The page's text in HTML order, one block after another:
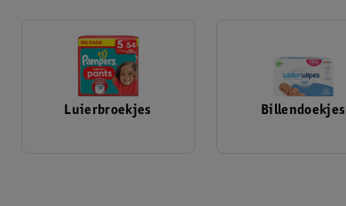
Luierbroekjes Billendoekjes